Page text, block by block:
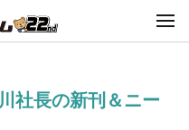
社長の新刊＆ニー